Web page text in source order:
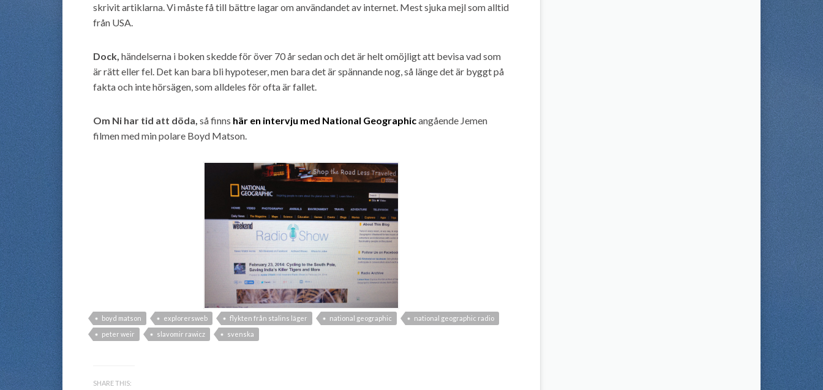
skrivit artiklarna. Vi måste få till bättre lagar om användandet av internet. Mest sjuka mejl som alltid
från USA.
Dock, händelserna i boken skedde för över 70 år sedan och det är helt omöjligt att bevisa vad som
är rätt eller fel. Det kan bara bli hypoteser, men bara det är spännande nog, så länge det är byggt på
fakta och inte hörsägen, som alldeles för ofta är fallet.
Om Ni har tid att döda, så finns här en intervju med National Geographicangående Jemen
filmen med min polare Boyd Matson.
boyd matson explorersweb flykten från stalins läger national geographic
national geographic radio
peter weir
slavomir rawicz svenska
SHARE THIS: